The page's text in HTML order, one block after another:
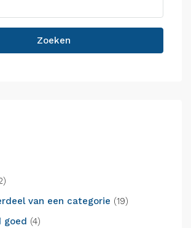
Zoeken
van een categorie (19)
goed (4)